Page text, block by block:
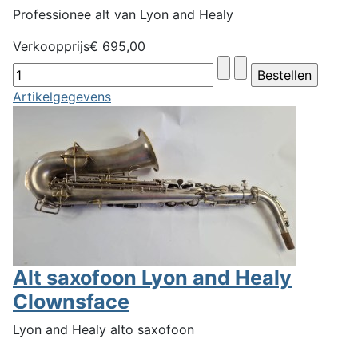
Professionee alt van Lyon and Healy
Verkoopprijs€ 695,00
Artikelgegevens
Alt saxofoon Lyon and Healy
Clownsface
Lyon and Healy alto saxofoon